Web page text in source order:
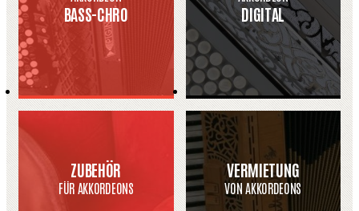
BASS-CHRO DIGITAL
ZUBEHÖR
FÜR AKKORDEONS
VERMIETUNG
VON AKKORDEONS